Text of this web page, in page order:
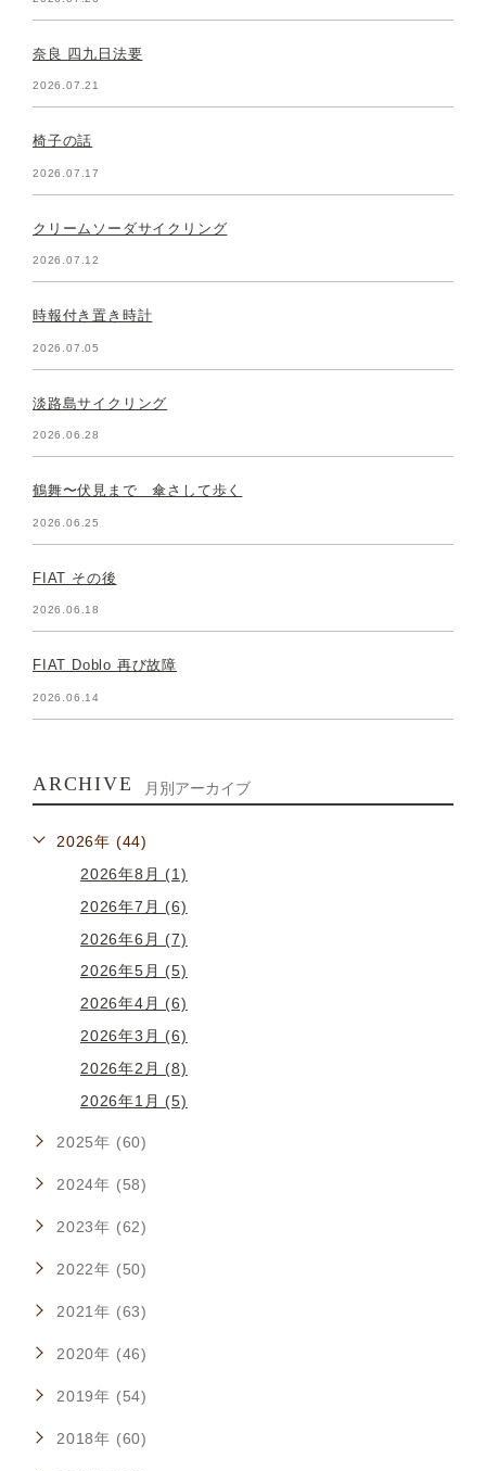
奈良 四九日法要
2026.07.21
椅子の話
2026.07.17
クリームソーダサイクリング
2026.07.12
時報付き置き時計
2026.07.05
淡路島サイクリング
2026.06.28
鶴舞〜伏見まで 傘さして歩く
2026.06.25
FIAT その後
2026.06.18
FIAT Doblo 再び故障
2026.06.14
ARCHIVE 月別アーカイブ
2026年 (44)
2026年8月 (1)
2026年7月 (6)
2026年6月 (7)
2026年5月 (5)
2026年4月 (6)
2026年3月 (6)
2026年2月 (8)
2026年1月 (5)
2025年 (60)
2024年 (58)
2023年 (62)
2022年 (50)
2021年 (63)
2020年 (46)
2019年 (54)
2018年 (60)